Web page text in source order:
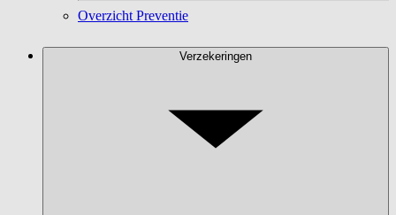
Overzicht Preventie
Verzekeringen